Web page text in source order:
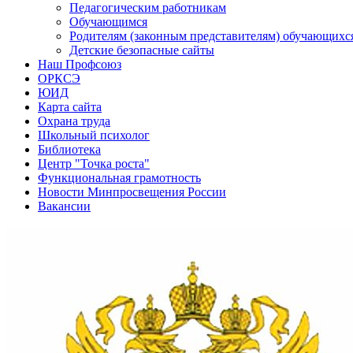
Педагогическим работникам
Обучающимся
Родителям (законным представителям)
Детские безопасные сайты
Наш Профсоюз
ОРКСЭ
ЮИД
Карта сайта
Охрана труда
Школьный психолог
Библиотека
Центр "Точка роста"
Функциональная грамотность
Новости Минпросвещения России
Вакансии